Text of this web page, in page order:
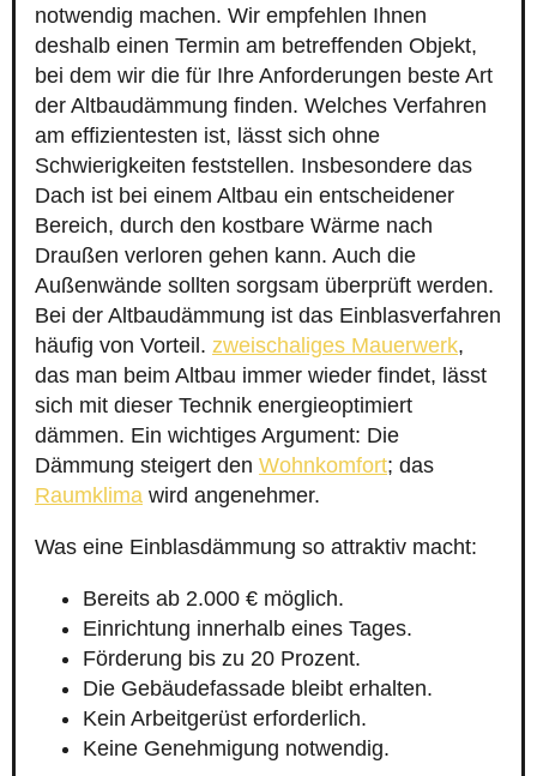
notwendig machen. Wir empfehlen Ihnen
deshalb einen Termin am betreffenden Objekt,
bei dem wir die für Ihre Anforderungen beste Art
der Altbaudämmung finden. Welches Verfahren
am effizientesten ist, lässt sich ohne
Schwierigkeiten feststellen. Insbesondere das
Dach ist bei einem Altbau ein entscheidener
Bereich, durch den kostbare Wärme nach
Draußen verloren gehen kann. Auch die
Außenwände sollten sorgsam überprüft werden.
Bei der Altbaudämmung ist das Einblasverfahren
häufig von Vorteil. zweischaliges Mauerwerk,
das man beim Altbau immer wieder findet, lässt
sich mit dieser Technik energieoptimiert
dämmen. Ein wichtiges Argument: Die
Dämmung steigert den Wohnkomfort; das
Raumklima wird angenehmer.
Was eine Einblasdämmung so attraktiv macht:
Bereits ab 2.000 € möglich.
Einrichtung innerhalb eines Tages.
Förderung bis zu 20 Prozent.
Die Gebäudefassade bleibt erhalten.
Kein Arbeitgerüst erforderlich.
Keine Genehmigung notwendig.